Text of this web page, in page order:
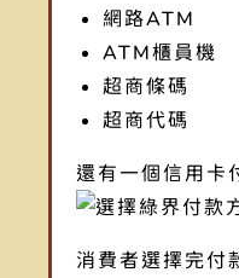
網路ATM
ATM櫃員機
超商條碼
超商代碼
還有一個信用卡
消費者選擇完付